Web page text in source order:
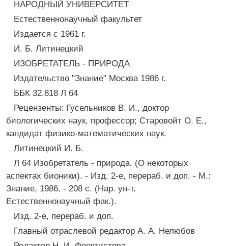
НАРОДНЫЙ УНИВЕРСИТЕТ
Естественнонаучный факультет
Издается с 1961 г.
И. Б. Литинецкий
ИЗОБРЕТАТЕЛЬ - ПРИРОДА
Издательство "Знание" Москва 1986 г.
ББК 32.818 Л 64
Рецензенты: Гусельников В. И., доктор
биологических наук, профессор; Старовойт О. Е.,
кандидат физико-математических наук.
Литинецкий И. Б.
Л 64 Изобретатель - природа. (О некоторых
аспектах бионики). - Изд. 2-е, перераб. и доп. - М.:
Знание, 1986. - 208 с. (Нар. ун-т.
Естественнонаучный фак.).
Изд. 2-е, перераб. и доп.
Главный отраслевой редактор А. А. Нелюбов